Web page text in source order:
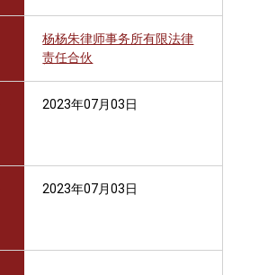
杨杨朱律师事务所有限法律
责任合伙
2023年07月03日
2023年07月03日